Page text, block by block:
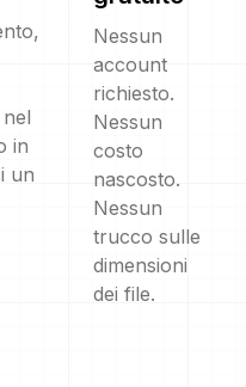
in
un
Nessun
account
richiesto.
Nessun
costo
nascosto.
Nessun
trucco sulle
dimensioni
dei file.